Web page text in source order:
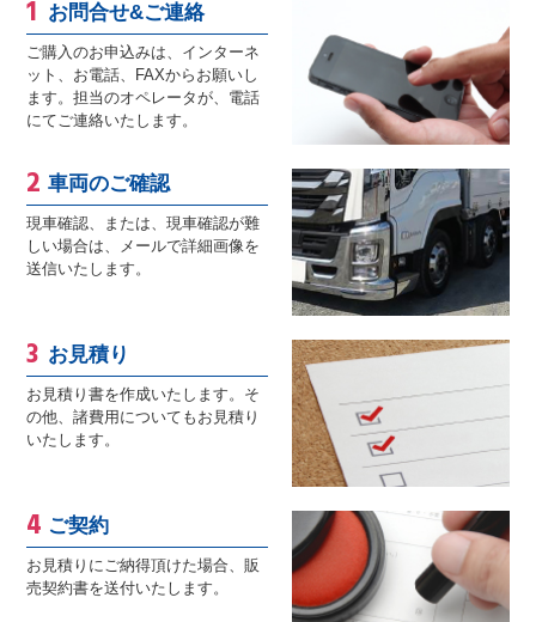
お問合せ&ご連絡
ご購入のお申込みは、インターネ
ット、お電話、FAXからお願いし
ます。担当のオペレータが、電話
にてご連絡いたします。
車両のご確認
現車確認、または、現車確認が難
しい場合は、メールで詳細画像を
送信いたします。
お見積り
お見積り書を作成いたします。そ
の他、諸費用についてもお見積り
いたします。
ご契約
お見積りにご納得頂けた場合、販
売契約書を送付いたします。